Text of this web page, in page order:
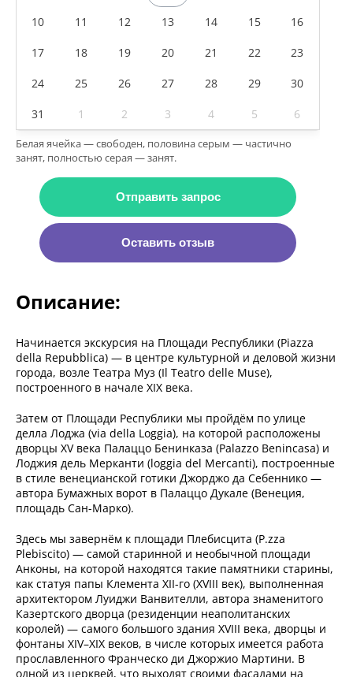
10 11 12 13 14 15 16
17 18 19 20 21 22 23
24 25 26 27 28 29 30
31 1 2 3 4 5 6
Белая ячейка — свободен, половина серым — частично
занят, полностью серая — занят.
Отправить запрос
Оставить отзыв
Описание:
Начинается экскурсия на Площади Республики (Piazza
della Repubblica) — в центре культурной и деловой жизни
города, возле Театра Муз (Il Teatro delle Muse),
построенного в начале XIX века.
Затем от Площади Республики мы пройдём по улице
делла Лоджа (via della Loggia), на которой расположены
дворцы XV века Палаццо Бенинказа (Palazzo Benincasa) и
Лоджия дель Мерканти (loggia del Mercanti), построенные
в стиле венецианской готики Джорджо да Себеннико —
автора Бумажных ворот в Палаццо Дукале (Венеция,
площадь Сан-Марко).
Здесь мы завернём к площади Плебисцита (P.zza
Plebiscito) — самой старинной и необычной площади
Анконы, на которой находятся такие памятники старины,
как статуя папы Клемента XII-го (XVIII век), выполненная
архитектором Луиджи Ванвителли, автора знаменитого
Казертского дворца (резиденции неаполитанских
королей) — самого большого здания XVIII века, дворцы и
фонтаны XIV–XIX веков, в числе которых имеется работа
прославленного Франческо ди Джоржио Мартини. В
одной из церквей, что выходят своими фасадами на